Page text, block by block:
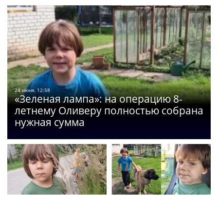
24 июня, 12:58
«Зеленая лампа»: на операцию 8-
летнему Оливеру полностью собрана
нужная сумма